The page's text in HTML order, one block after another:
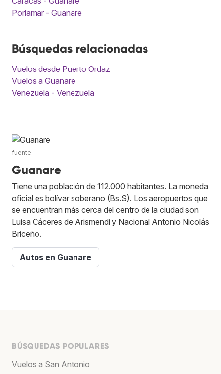
Porlamar - Guanare
Búsquedas relacionadas
Vuelos desde Puerto Ordaz
Vuelos a Guanare
Venezuela - Venezuela
fuente
Guanare
Tiene una población de 112.000 habitantes. La moneda
oficial es bolívar soberano (Bs.S). Los aeropuertos que
se encuentran más cerca del centro de la ciudad son
Luisa Cáceres de Arismendi y Nacional Antonio Nicolás
Briceño.
Autos en Guanare
BÚSQUEDAS POPULARES
Vuelos a San Antonio